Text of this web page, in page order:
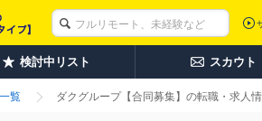
検討中リスト スカウト
覧 ダクグループ【合同募集】の転職・求人